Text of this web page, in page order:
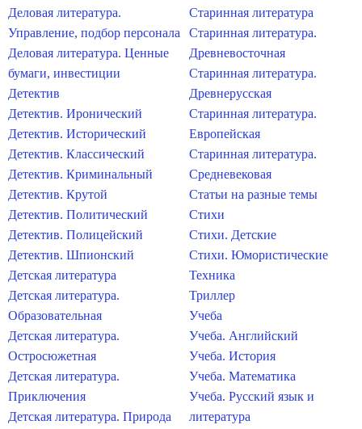
Деловая литература.
Управление, подбор персонала
Деловая литература. Ценные
бумаги, инвестиции
Детектив
Детектив. Иронический
Детектив. Исторический
Детектив. Классический
Детектив. Криминальный
Детектив. Крутой
Детектив. Политический
Детектив. Полицейский
Детектив. Шпионский
Детская литература
Детская литература.
Образовательная
Детская литература.
Остросюжетная
Детская литература.
Приключения
Детская литература. Природа
Старинная литература
Старинная литература.
Древневосточная
Старинная литература.
Древнерусская
Старинная литература.
Европейская
Старинная литература.
Средневековая
Статьи на разные темы
Стихи
Стихи. Детские
Стихи. Юмористические
Техника
Триллер
Учеба
Учеба. Английский
Учеба. История
Учеба. Математика
Учеба. Русский язык и
литература